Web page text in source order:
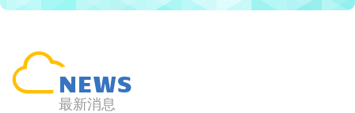
NEWS
最新消息